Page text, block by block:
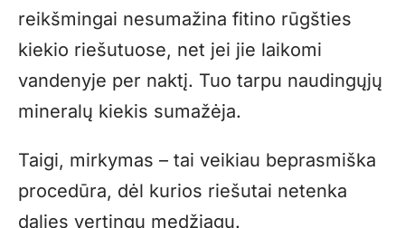
reikšmingai nesumažina fitino rūgšties
kiekio riešutuose, net jei jie laikomi
vandenyje per naktį. Tuo tarpu naudingųjų
mineralų kiekis sumažėja.
Taigi, mirkymas – tai veikiau beprasmiška
procedūra, dėl kurios riešutai netenka
dalies vertingų medžiagų.